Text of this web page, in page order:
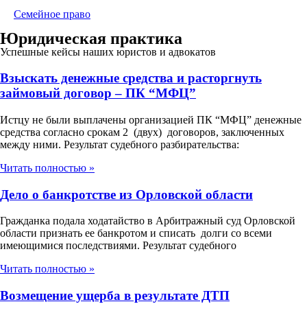
Семейное право
Юридическая практика
Успешные кейсы наших юристов и адвокатов
Взыскать денежные средства и расторгнуть
займовый договор – ПК “МФЦ”
Истцу не были выплачены организацией ПК “МФЦ” денежные
средства согласно срокам 2 (двух) договоров, заключенных
между ними. Результат судебного разбирательства:
Читать полностью »
Дело о банкротстве из Орловской области
Гражданка подала ходатайство в Арбитражный суд Орловской
области признать ее банкротом и списать долги со всеми
имеющимися последствиями. Результат судебного
Читать полностью »
Возмещение ущерба в результате ДТП